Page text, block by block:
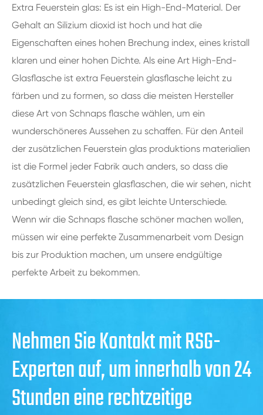
Extra Feuerstein glas: Es ist ein High-End-Material. Der
Gehalt an Silizium dioxid ist hoch und hat die
Eigenschaften eines hohen Brechung index, eines kristall
klaren und einer hohen Dichte. Als eine Art High-End-
Glasflasche ist extra Feuerstein glasflasche leicht zu
färben und zu formen, so dass die meisten Hersteller
diese Art von Schnaps flasche wählen, um ein
wunderschöneres Aussehen zu schaffen. Für den Anteil
der zusätzlichen Feuerstein glas produktions materialien
ist die Formel jeder Fabrik auch anders, so dass die
zusätzlichen Feuerstein glasflaschen, die wir sehen, nicht
unbedingt gleich sind, es gibt leichte Unterschiede.
Wenn wir die Schnaps flasche schöner machen wollen,
müssen wir eine perfekte Zusammenarbeit vom Design
bis zur Produktion machen, um unsere endgültige
perfekte Arbeit zu bekommen.
Nehmen Sie Kontakt mit RSG-
Experten auf, um innerhalb von 24
Stunden eine rechtzeitige